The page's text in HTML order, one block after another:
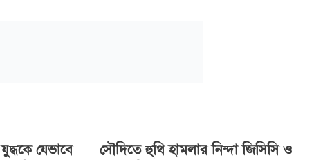
যেভাবে
সৌদিতে হুথি হামলার নিন্দা জিসিসি ও